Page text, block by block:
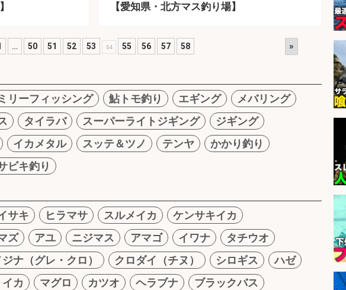
【愛知県・北方マス釣り場】
… 50 51 52 53 54 55 56 57 58 »
リーフィッシング 鮎トモ釣り エギング
メバリング
タイラバ スーパーライトジギング
ジギング
イカメタル スッテ＆ツノ テンヤ
かかり釣り
ビキ釣り
サキ ヒラマサ スルメイカ
ケンサキイカ
ズ アユ ニジマス アマゴ イワナ
タチウオ
ジナ（グレ・クロ） クロダイ（チヌ） シロギス
ハゼ
カ マグロ カツオ ヘラブナ
ブラックバス